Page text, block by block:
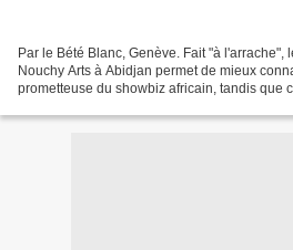
Par le Bété Blanc, Genève. Fait "à l'arrache",
Nouchy Arts à Abidjan permet de mieux
prometteuse du showbiz africain, tandis que